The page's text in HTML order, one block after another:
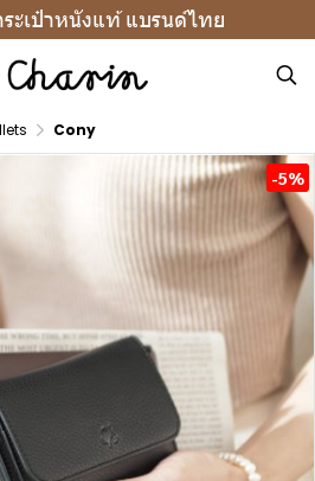
ระเป๋าหนังแท้ แบรนด์ไทย
Cony
-5%